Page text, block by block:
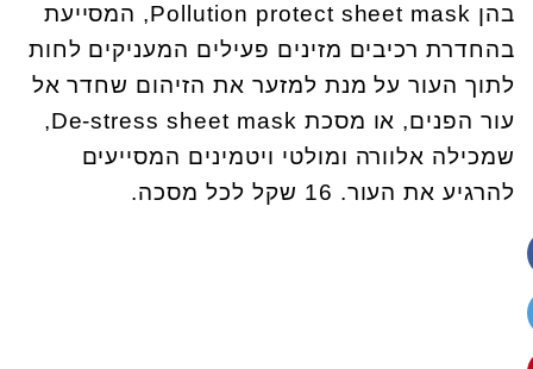
בהן Pollution protect sheet mask, המסייעת
בהחדרת רכיבים מזינים פעילים המעניקים לחות
לתוך העור על מנת למזער את הזיהום שחדר אל
עור הפנים, או מסכת De-stress sheet mask,
שמכילה אלוורה ומולטי ויטמינים המסייעים
להרגיע את העור. 16 שקל לכל מסכה.